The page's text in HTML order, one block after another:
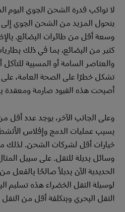
لا تواكب قدرة الشحن الجوي اليوم
يتحول المزيد من الشحن الجوي إلى
وسعة أقل من طائرات البضائع.
كثير من البضائع، بما في ذلك
والعناصر السامة أو المسببة للتآكل
تشكل خطرًا على الصحة العامة،
أصبحت هذه القيود صارمة ومعقدة
وعلى الجانب الآخر، يوجد عدد أقل
بسبب عمليات الدمج وإفلاس
خيارات أقل لشركات الشحن. لذلك
وسائل بديلة للنقل. على سبيل
الحديدية الآن بديلاً صالحًا بالفعل
لوسيلة النقل الخضراء هذه
النقل البحري وبتكلفة أقل من